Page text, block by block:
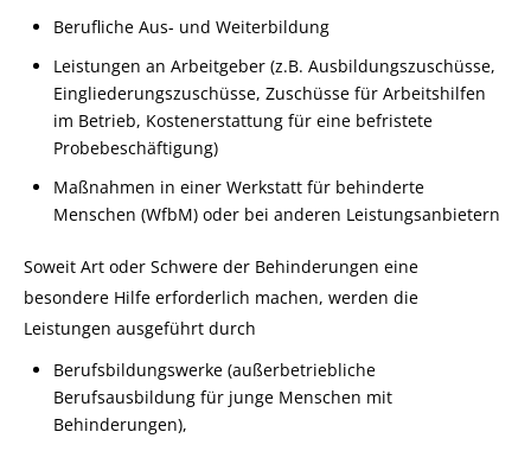
Berufliche Aus- und Weiterbildung
Leistungen an Arbeitgeber (z.B. Ausbildungszuschüsse,
Eingliederungszuschüsse, Zuschüsse für Arbeitshilfen
im Betrieb, Kostenerstattung für eine befristete
Probebeschäftigung)
Maßnahmen in einer Werkstatt für behinderte
Menschen (WfbM) oder bei anderen Leistungsanbietern
Soweit Art oder Schwere der Behinderungen eine
besondere Hilfe erforderlich machen, werden die
Leistungen ausgeführt durch
Berufsbildungswerke (außerbetriebliche
Berufsausbildung für junge Menschen mit
Behinderungen),